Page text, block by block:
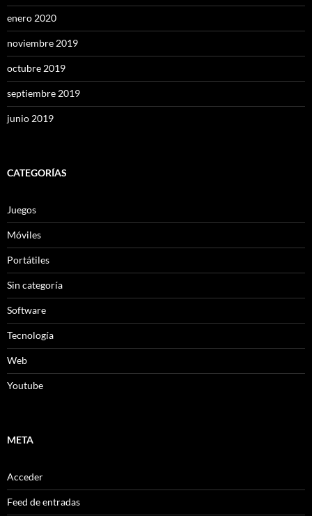
enero 2020
noviembre 2019
octubre 2019
septiembre 2019
junio 2019
CATEGORÍAS
Juegos
Móviles
Portátiles
Sin categoría
Software
Tecnología
Web
Youtube
META
Acceder
Feed de entradas